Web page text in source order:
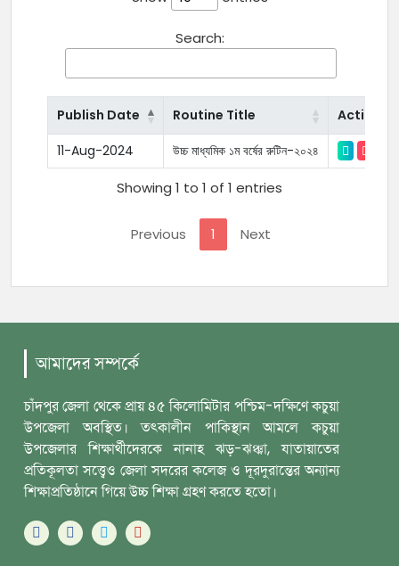
Search:
Publish Date Routine Title
Action
11-Aug-2024
উচ্চ মাধ্যমিক ১ম বর্ষের রুটিন-২০২৪
Showing 1 to 1 of 1 entries
Previous 1 Next
আমাদের সম্পর্কে
চাঁদপুর জেলা থেকে প্রায় ৪৫ কিলোমিটার পশ্চিম-দক্ষিণে কচুয়া
উপজেলা অবস্থিত। তৎকালীন পাকিস্থান আমলে কচুয়া
উপজেলার শিক্ষার্থীদেরকে নানাহ ঝড়-ঝঞ্ঝা, যাতায়াতের
প্রতিকূলতা সত্ত্বেও জেলা সদরের কলেজ ও দূরদুরান্তের অন্যান্য
শিক্ষাপ্রতিষ্ঠানে গিয়ে উচ্চ শিক্ষা গ্রহণ করতে হতো।